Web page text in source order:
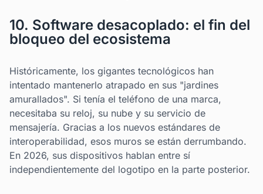
10. Software desacoplado: el fin del
bloqueo del ecosistema
Históricamente, los gigantes tecnológicos han
intentado mantenerlo atrapado en sus "jardines
amurallados". Si tenía el teléfono de una marca,
necesitaba su reloj, su nube y su servicio de
mensajería. Gracias a los nuevos estándares de
interoperabilidad, esos muros se están derrumbando.
En 2026, sus dispositivos hablan entre sí
independientemente del logotipo en la parte posterior.